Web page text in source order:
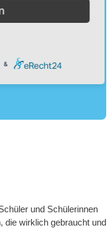
die Zusammenarbeit
an unseren
ebenso Wert auf die
und Schülerinnen
die wirklich gebraucht und
&